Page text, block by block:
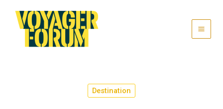
contenu
Destination